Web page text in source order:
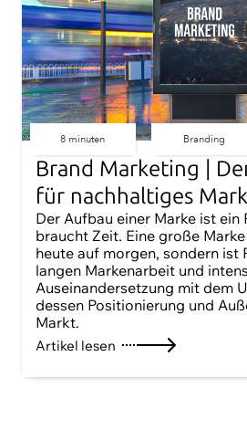
8 minuten Branding
Brand Marketing |
für nachhaltiges
Der Aufbau einer Marke ist ein
braucht Zeit. Eine große
heute auf morgen, sondern ist
langen Markenarbeit und
Auseinandersetzung mit dem
dessen Positionierung und
Markt.
Artikel lesen